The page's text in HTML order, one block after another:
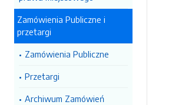
Zamówienia Publiczne i
przetargi
Zamówienia Publiczne
Przetargi
Archiwum Zamówień